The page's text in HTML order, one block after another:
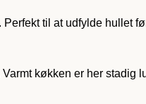
Perfekt til at udfylde hullet
Varmt køkken er her stadig